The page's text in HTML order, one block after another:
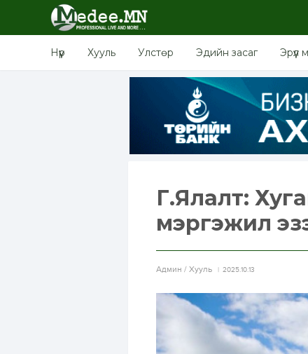
Нүүр Хууль Улстөр Эдийн засаг Эрүүл
Г.Ялалт:
мэргэжил
Aдмин / Хууль 2025.10.13